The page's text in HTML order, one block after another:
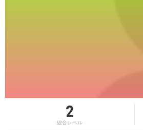
2
総合レベル